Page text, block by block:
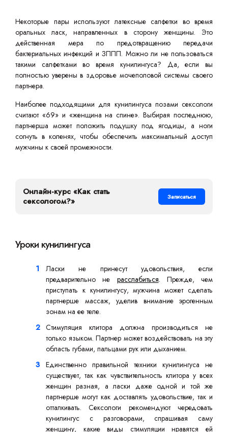
Некоторые пары используют латексные салфетки во время
оральных ласк, направленных в сторону женщины. Это
действенная мера по предотвращению передачи
бактериальных инфекций и ЗППП. Можно ли не пользоваться
такими салфетками во время кунилингуса? Да, если вы
полностью уверены в здоровье мочеполовой системы своего
партнера.
Наиболее подходящими для кунилингуса позами сексологи
считают «69» и «женщина на спине». Выбирая последнюю,
партнерша может положить подушку под ягодицы, а ноги
согнуть в коленях, чтобы обеспечить максимальный доступ
мужчины к своей промежности.
Онлайн-курс «Как стать
сексологом?»
Записаться
Уроки кунилингуса
Ласки не принесут удовольствия, если
предварительно не расслабиться. Прежде, чем
приступать к кунилингусу, мужчина может сделать
партнерше массаж, уделив внимание эрогенным
зонам на ее теле.
Стимуляция клитора должна производиться не
только языком. Партнер может воздействовать на эту
область губами, пальцами рук или дыханием.
Единственно правильной техники кунилингуса не
существует, так как чувствительность клитора у всех
женщин разная, а ласки даже одной и той же
партнерше могут как доставлять удовольствие, так и
отталкивать. Сексологи рекомендуют чередовать
кунилингус с разговорами, спрашивая саму
женщину, какие виды стимуляции нравятся ей